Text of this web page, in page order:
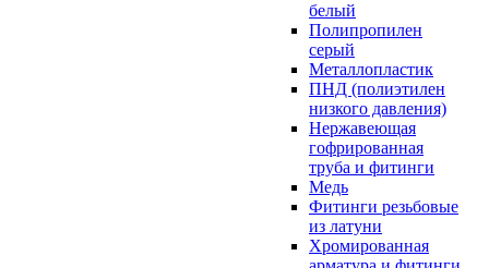
белый
Полипропилен
серый
Металлопластик
ПНД (полиэтилен
низкого давления)
Нержавеющая
гофрированная
труба и фитинги
Медь
Фитинги резьбовые
из латуни
Хромированная